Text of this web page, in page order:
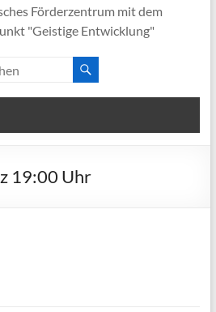
Förderzentrum mit dem
"Geistige Entwicklung"
19:00 Uhr